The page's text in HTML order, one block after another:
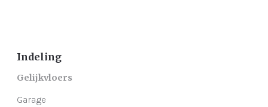
Indeling
Gelijkvloers
Garage